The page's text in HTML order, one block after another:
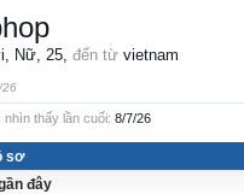
, Nữ, 25, đến từ vietnam
26
thấy lần cuối: 8/7/26
sơ
đây